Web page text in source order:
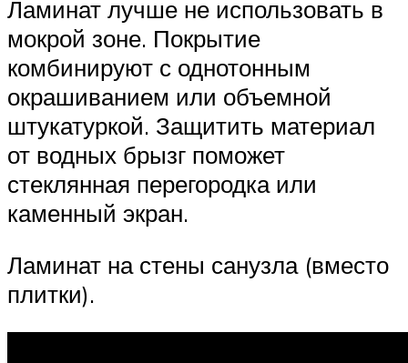
Ламинат лучше не использовать в
мокрой зоне. Покрытие
комбинируют с однотонным
окрашиванием или объемной
штукатуркой. Защитить материал
от водных брызг поможет
стеклянная перегородка или
каменный экран.
Ламинат на стены санузла (вместо
плитки).